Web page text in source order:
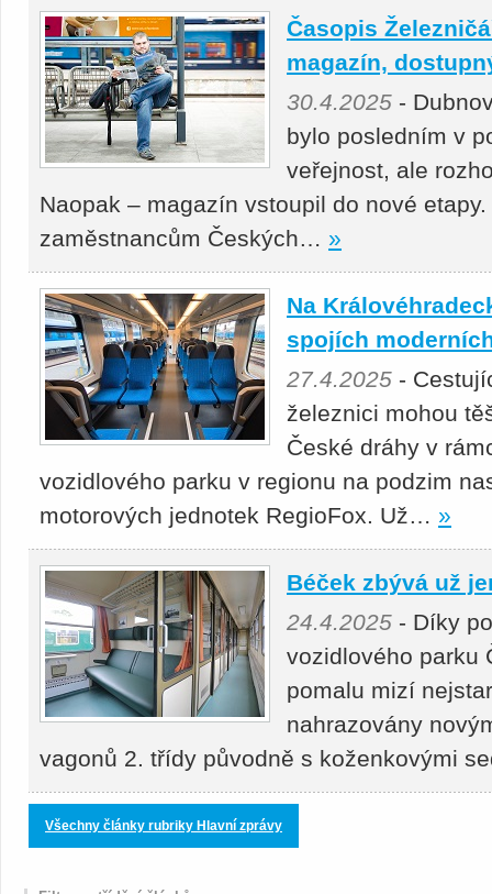
Časopis
magazín,
30.4.2025 -
bylo posledním v
veřejnost, ale
Naopak – magazín vstoupil do nové
zaměstnancům Českých… »
Na
spojích
27.4.2025 -
železnici mohou
České dráhy v
vozidlového parku v regionu na podzim
motorových jednotek RegioFox. Už… »
Béček zbývá už
24.4.2025 - Díky
vozidlového parku
pomalu mizí
nahrazovány
vagonů 2. třídy původně s koženkovými
Všechny články rubriky Hlavní zprávy